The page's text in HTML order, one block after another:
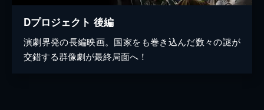
Dプロジェクト 後編
演劇界発の長編映画。国家をも巻き込んだ数々の謎が
交錯する群像劇が最終局面へ！